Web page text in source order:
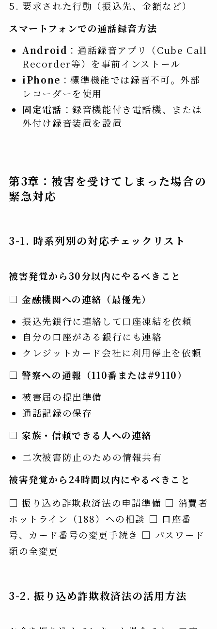
要求された行動（振込先、金額など）
スマートフォンでの通話録音方法
Android ：通話録音アプリ（Cube Call
Recorder等）を事前インストール
iPhone ：標準機能では録音不可。外部
レコーダーを使用
固定電話 ：録音機能付き電話機、または
外付け録音装置を設置
第3章：被害を受けてしまった場合の
緊急対応
3-1. 時系列別の対応チェックリスト
被害発覚から30分以内にやるべきこと
□金融機関への連絡（最優先）
振込先銀行に連絡して口座凍結を依頼
自分の口座がある銀行にも連絡
クレジットカード会社に利用停止を依頼
□警察への通報（110番または#9110）
被害届の提出準備
通話記録の保存
□家族・信頼できる人への連絡
二次被害防止のための情報共有
被害発覚から24時間以内にやるべきこと
□ 振り込め詐欺救済法の申請準備 □ 消費者
ホットライン（188）への相談 □ 口座番
号、カード番号の変更手続き □ パスワード
類の全変更
3-2. 振り込め詐欺救済法の活用方法